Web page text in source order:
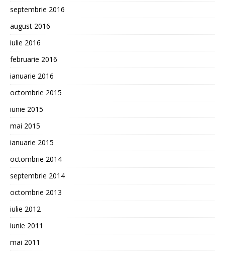
septembrie 2016
august 2016
iulie 2016
februarie 2016
ianuarie 2016
octombrie 2015
iunie 2015
mai 2015
ianuarie 2015
octombrie 2014
septembrie 2014
octombrie 2013
iulie 2012
iunie 2011
mai 2011